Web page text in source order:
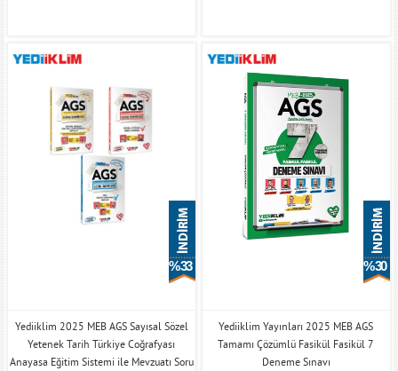
% 33
Yediiklim 2025 MEB AGS Sayısal Sözel
Yetenek Tarih Türkiye Coğrafyası
Anayasa Eğitim Sistemi ile Mevzuatı Soru
% 30
Yediiklim Yayınları 2025 MEB AGS
Tamamı Çözümlü Fasikül Fasikül 7
Deneme Sınavı